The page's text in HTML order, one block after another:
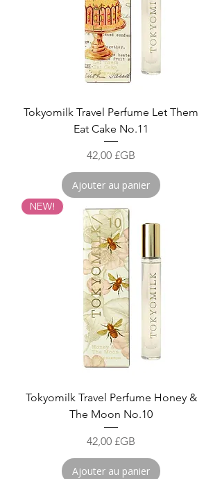
Tokyomilk Travel Perfume Let Them
Eat Cake No.11
Prix
42,00 £GB
Ajouter au panier
NEW!
Tokyomilk Travel Perfume Honey &
The Moon No.10
Prix
42,00 £GB
Ajouter au panier